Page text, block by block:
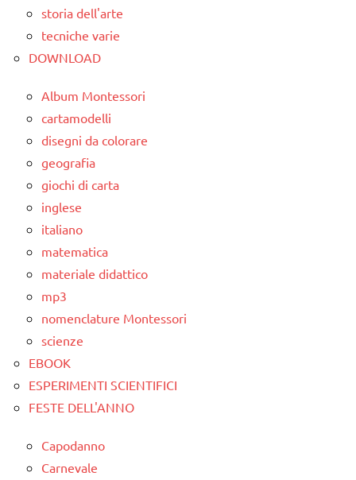
storia dell'arte
tecniche varie
DOWNLOAD
Album Montessori
cartamodelli
disegni da colorare
geografia
giochi di carta
inglese
italiano
matematica
materiale didattico
mp3
nomenclature Montessori
scienze
EBOOK
ESPERIMENTI SCIENTIFICI
FESTE DELL'ANNO
Capodanno
Carnevale